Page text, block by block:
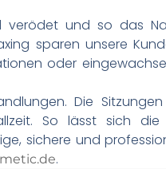
verödet und so das
sparen unsere
oder
Die
So lässt sich die
sichere und
.